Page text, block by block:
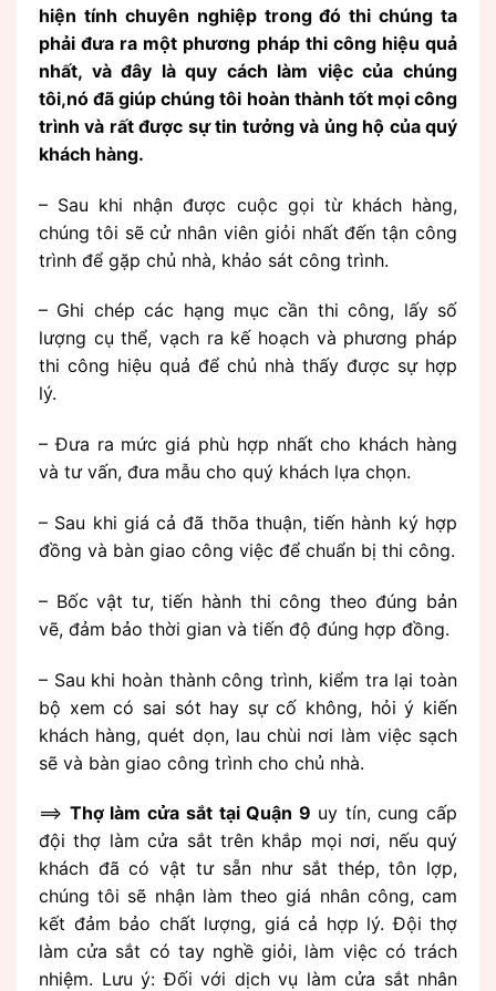
hiện tính chuyên nghiệp trong đó thi chúng ta
phải đưa ra một phương pháp thi công hiệu quả
nhất, và đây là quy cách làm việc của chúng
tôi,nó đã giúp chúng tôi hoàn thành tốt mọi công
trình và rất được sự tin tưởng và ủng hộ của quý
khách hàng.
– Sau khi nhận được cuộc gọi từ khách hàng,
chúng tôi sẽ cử nhân viên giỏi nhất đến tận công
trình để gặp chủ nhà, khảo sát công trình.
– Ghi chép các hạng mục cần thi công, lấy số
lượng cụ thể, vạch ra kế hoạch và phương pháp
thi công hiệu quả để chủ nhà thấy được sự hợp
lý.
– Đưa ra mức giá phù hợp nhất cho khách hàng
và tư vấn, đưa mẫu cho quý khách lựa chọn.
– Sau khi giá cả đã thõa thuận, tiến hành ký hợp
đồng và bàn giao công việc để chuẩn bị thi công.
– Bốc vật tư, tiến hành thi công theo đúng bản
vẽ, đảm bảo thời gian và tiến độ đúng hợp đồng.
– Sau khi hoàn thành công trình, kiểm tra lại toàn
bộ xem có sai sót hay sự cố không, hỏi ý kiến
khách hàng, quét dọn, lau chùi nơi làm việc sạch
sẽ và bàn giao công trình cho chủ nhà.
==> Thợ làm cửa sắt tại Quận 9 uy tín, cung cấp
đội thợ làm cửa sắt trên khắp mọi nơi, nếu quý
khách đã có vật tư sẵn như sắt thép, tôn lợp,
chúng tôi sẽ nhận làm theo giá nhân công, cam
kết đảm bảo chất lượng, giá cả hợp lý. Đội thợ
làm cửa sắt có tay nghề giỏi, làm việc có trách
nhiệm. Lưu ý: Đối với dịch vụ làm cửa sắt nhân